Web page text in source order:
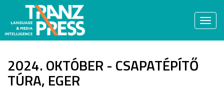
2024. OKTÓBER - CSAPATÉPÍTŐ
TÚRA, EGER